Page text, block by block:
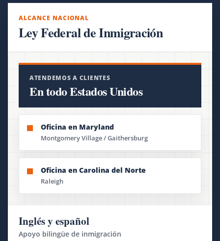
ALCANCE NACIONAL
Ley Federal de Inmigración
Oficina en Maryland
Montgomery Village / Gaithersburg
Oficina en Carolina del Norte
Raleigh
ATENDEMOS A CLIENTES
En todo Estados Unidos
Inglés y español
Apoyo bilingüe de inmigración